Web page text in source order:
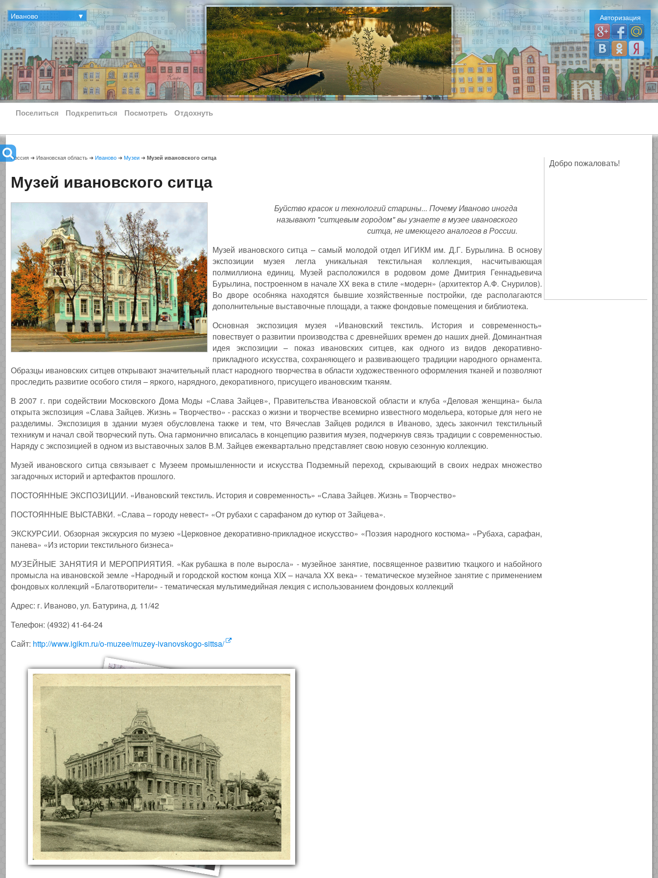
Иваново ▼ Авторизация
Поселиться Подкрепиться Посмотреть Отдохнуть
Добро пожаловать!
Россия ➜ Ивановская область ➜ Иваново ➜ Музеи ➜ Музей ивановского ситца
Музей ивановского ситца
Буйство красок и технологий старины... Почему Иваново иногда
называют "ситцевым городом" вы узнаете в музее ивановского
ситца, не имеющего аналогов в России.
Музей ивановского ситца – самый молодой отдел ИГИКМ им. Д.Г. Бурылина. В основу
экспозиции музея легла уникальная текстильная коллекция, насчитывающая
полмиллиона единиц. Музей расположился в родовом доме Дмитрия Геннадьевича
Бурылина, построенном в начале XX века в стиле «модерн» (архитектор А.Ф. Снурилов).
Во дворе особняка находятся бывшие хозяйственные постройки, где располагаются
дополнительные выставочные площади, а также фондовые помещения и библиотека.
Основная экспозиция музея «Ивановский текстиль. История и современность»
повествует о развитии производства с древнейших времен до наших дней. Доминантная
идея экспозиции – показ ивановских ситцев, как одного из видов декоративно-
прикладного искусства, сохраняющего и развивающего традиции народного орнамента.
Образцы ивановских ситцев открывают значительный пласт народного творчества в области художественного оформления тканей и позволяют
проследить развитие особого стиля – яркого, нарядного, декоративного, присущего ивановским тканям.
В 2007 г. при содействии Московского Дома Моды «Слава Зайцев», Правительства Ивановской области и клуба «Деловая женщина» была
открыта экспозиция «Слава Зайцев. Жизнь = Творчество» - рассказ о жизни и творчестве всемирно известного модельера, которые для него не
разделимы. Экспозиция в здании музея обусловлена также и тем, что Вячеслав Зайцев родился в Иваново, здесь закончил текстильный
техникум и начал свой творческий путь. Она гармонично вписалась в концепцию развития музея, подчеркнув связь традиции с современностью.
Наряду с экспозицией в одном из выставочных залов В.М. Зайцев ежеквартально представляет свою новую сезонную коллекцию.
Музей ивановского ситца связывает с Музеем промышленности и искусства Подземный переход, скрывающий в своих недрах множество
загадочных историй и артефактов прошлого.
ПОСТОЯННЫЕ ЭКСПОЗИЦИИ. «Ивановский текстиль. История и современность» «Слава Зайцев. Жизнь = Творчество»
ПОСТОЯННЫЕ ВЫСТАВКИ. «Слава – городу невест» «От рубахи с сарафаном до кутюр от Зайцева».
ЭКСКУРСИИ. Обзорная экскурсия по музею «Церковное декоративно-прикладное искусство» «Поэзия народного костюма» «Рубаха, сарафан,
панева» «Из истории текстильного бизнеса»
МУЗЕЙНЫЕ ЗАНЯТИЯ И МЕРОПРИЯТИЯ. «Как рубашка в поле выросла» - музейное занятие, посвященное развитию ткацкого и набойного
промысла на ивановской земле «Народный и городской костюм конца XIX – начала XX века» - тематическое музейное занятие с применением
фондовых коллекций «Благотворители» - тематическая мультимедийная лекция с использованием фондовых коллекций
Адрес: г. Иваново, ул. Батурина, д. 11/42
Телефон: (4932) 41-64-24
Сайт: http://www.igikm.ru/o-muzee/muzey-ivanovskogo-sittsa/